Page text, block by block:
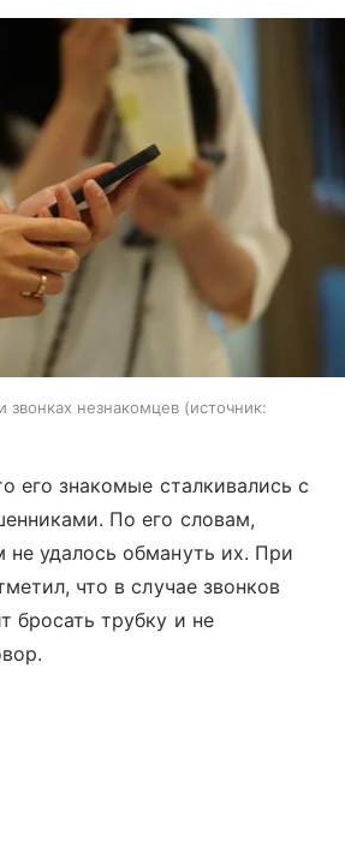
звонках незнакомцев
источник:
его знакомые сталкивались с
По его словам,
удалось обмануть их. При
что в случае звонков
бросать трубку и не